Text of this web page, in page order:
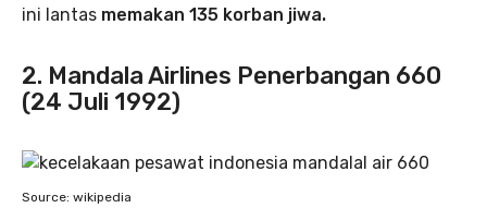
ini lantas memakan 135 korban jiwa.
2. Mandala Airlines Penerbangan 660
(24 Juli 1992)
Source: wikipedia